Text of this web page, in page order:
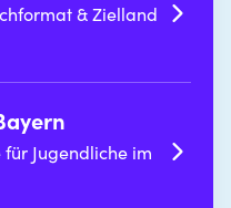
& Zielland
für Jugendliche im